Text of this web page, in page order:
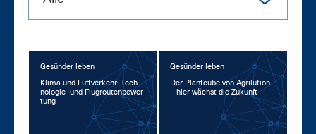
Gesünder leben
Kli­ma und Luft­ver­kehr: Tech­
no­lo­gie- und Flug­rou­ten­be­wer­
tung
Gesünder leben
Der Plant­cu­be von Agri­lu­ti­on
– hier wächst die Zu­kunft